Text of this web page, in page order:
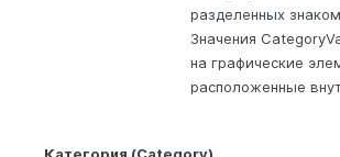
разделенных
Значения
на графические
расположенные